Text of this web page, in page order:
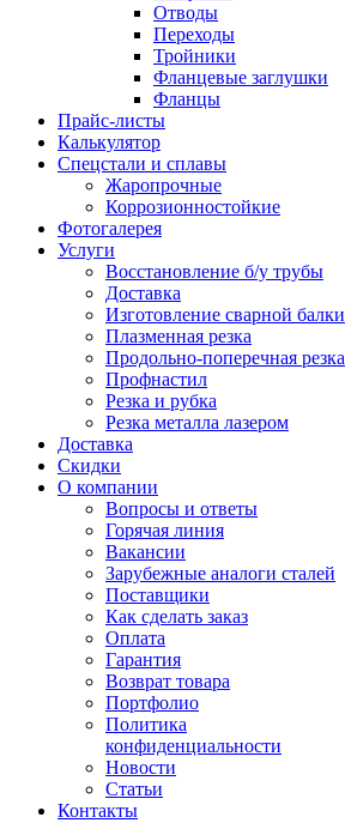
Отводы
Переходы
Тройники
Фланцевые заглушки
Фланцы
Прайс-листы
Калькулятор
Спецстали и сплавы
Жаропрочные
Коррозионностойкие
Фотогалерея
Услуги
Восстановление б/у трубы
Доставка
Изготовление сварной балки
Плазменная резка
Продольно-поперечная резка
Профнастил
Резка и рубка
Резка металла лазером
Доставка
Скидки
О компании
Вопросы и ответы
Горячая линия
Вакансии
Зарубежные аналоги сталей
Поставщики
Как сделать заказ
Оплата
Гарантия
Возврат товара
Портфолио
Политика
конфиденциальности
Новости
Статьи
Контакты